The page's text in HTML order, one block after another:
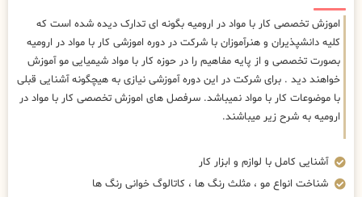
اموزش تخصصی کار با مواد در ارومیه بگونه ای تدارک دیده شده است که
کلیه دانشپذیران و هنرآموزان با شرکت در دوره اموزشی کار با مواد در ارومیه
بصورت تخصصی و از پایه مفاهیم را در حوزه کار با مواد شیمیایی مو آموزش
خواهند دید . برای شرکت در این دوره آموزشی نیازی به هیچگونه آشنایی قبلی
با موضوعات کار با مواد نمیباشد. سرفصل های اموزش تخصصی کار با مواد در
ارومیه به شرح زیر میباشند.
آشنایی کامل با لوازم و ابزار کار
شناخت انواع مو ، مثلث رنگ ها ، کاتالوگ خوانی رنگ ها